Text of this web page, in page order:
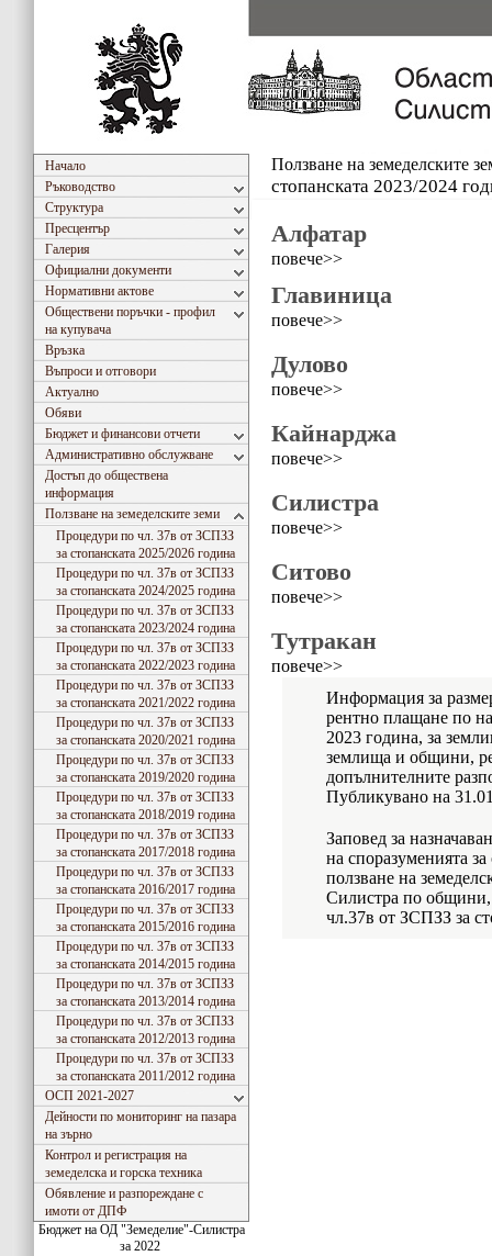
Начало
Ръководство
Структура
Пресцентър
Галерия
Официални документи
Нормативни актове
Обществени поръчки - профил
на купувача
Връзка
Въпроси и отговори
Актуално
Обяви
Бюджет и финансови отчети
Административно обслужване
Достъп до обществена
информация
Ползване на земеделските земи
Процедури по чл. 37в от ЗСПЗЗ
за стопанската 2025/2026 година
Процедури по чл. 37в от ЗСПЗЗ
за стопанската 2024/2025 година
Процедури по чл. 37в от ЗСПЗЗ
за стопанската 2023/2024 година
Процедури по чл. 37в от ЗСПЗЗ
за стопанската 2022/2023 година
Процедури по чл. 37в от ЗСПЗЗ
за стопанската 2021/2022 година
Процедури по чл. 37в от ЗСПЗЗ
за стопанската 2020/2021 година
Процедури по чл. 37в от ЗСПЗЗ
за стопанската 2019/2020 година
Процедури по чл. 37в от ЗСПЗЗ
за стопанската 2018/2019 година
Процедури по чл. 37в от ЗСПЗЗ
за стопанската 2017/2018 година
Процедури по чл. 37в от ЗСПЗЗ
за стопанската 2016/2017 година
Процедури по чл. 37в от ЗСПЗЗ
за стопанската 2015/2016 година
Процедури по чл. 37в от ЗСПЗЗ
за стопанската 2014/2015 година
Процедури по чл. 37в от ЗСПЗЗ
за стопанската 2013/2014 година
Процедури по чл. 37в от ЗСПЗЗ
за стопанската 2012/2013 година
Процедури по чл. 37в от ЗСПЗЗ
за стопанската 2011/2012 година
ОСП 2021-2027
Дейности по мониторинг на пазара
на зърно
Контрол и регистрация на
земеделска и горска техника
Обявление и разпореждане с
имоти от ДПФ
Бюджет на ОД "Земеделие"-Силистра
за 2022
Ползване на земеделските
стопанската 2023/2024
Алфатар
повече>>
Главиница
повече>>
Дулово
повече>>
Кайнарджа
повече>>
Силистра
повече>>
Ситово
повече>>
Тутракан
повече>>
Информация за
рентно плащане по
2023 година, за
землища и общини,
допълнителните
Публикувано на
Заповед за
на споразуменията
ползване на
Силистра по общини,
чл.37в от ЗСПЗЗ за